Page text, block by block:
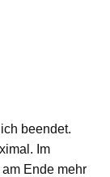
beendet.
Im
Ende mehr